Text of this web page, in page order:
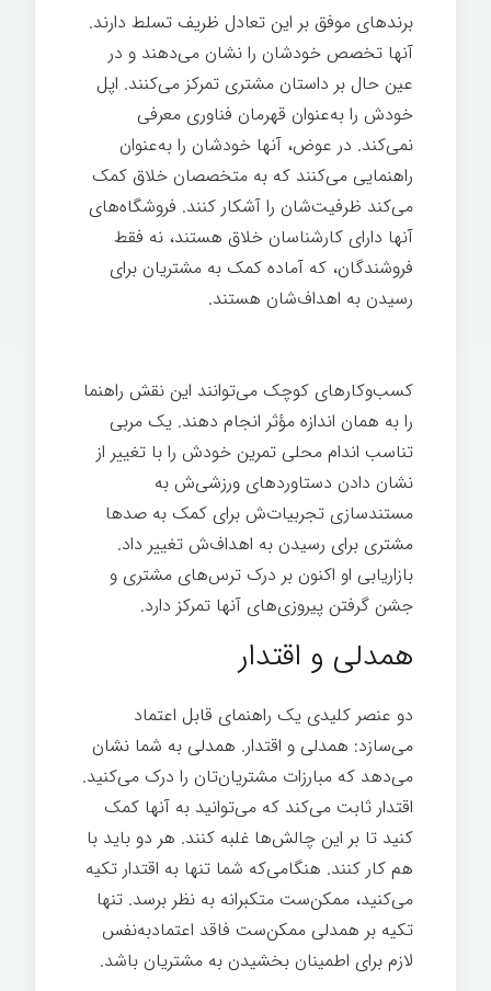
برندهای موفق بر این تعادل ظریف تسلط دارند.
آنها تخصص خودشان را نشان می‌دهند و در
عین حال بر داستان مشتری تمرکز می‌کنند. اپل
خودش را به‌عنوان قهرمان فناوری معرفی
نمی‌کند. در عوض، آنها خودشان را به‌عنوان
راهنمایی می‌کنند که به متخصصان خلاق کمک
می‌کند ظرفیت‌شان را آشکار کنند. فروشگاه‌های
آنها دارای کارشناسان خلاق هستند، نه فقط
فروشندگان، که آماده کمک به مشتریان برای
رسیدن به اهداف‌شان هستند.
کسب‌وکارهای کوچک می‌توانند این نقش راهنما
را به همان اندازه مؤثر انجام دهند. یک مربی
تناسب اندام محلی تمرین خودش را با تغییر از
نشان دادن دستاوردهای ورزشی‌ش به
مستندسازی تجربیات‌ش برای کمک به صدها
مشتری برای رسیدن به اهداف‌ش تغییر داد.
بازاریابی او اکنون بر درک ترس‌های مشتری و
جشن گرفتن پیروزی‌های آنها تمرکز دارد.
همدلی و اقتدار
دو عنصر کلیدی یک راهنمای قابل اعتماد
می‌سازد: همدلی و اقتدار. همدلی به شما نشان
می‌دهد که مبارزات مشتریان‌تان را درک می‌کنید.
اقتدار ثابت می‌کند که می‌توانید به آنها کمک
کنید تا بر این چالش‌ها غلبه کنند. هر دو باید با
هم کار کنند. هنگامی‌که شما تنها به اقتدار تکیه
می‌کنید، ممکن‌ست متکبرانه به نظر برسد. تنها
تکیه بر همدلی ممکن‌ست فاقد اعتمادبه‌نفس
لازم برای اطمینان بخشیدن به مشتریان باشد.